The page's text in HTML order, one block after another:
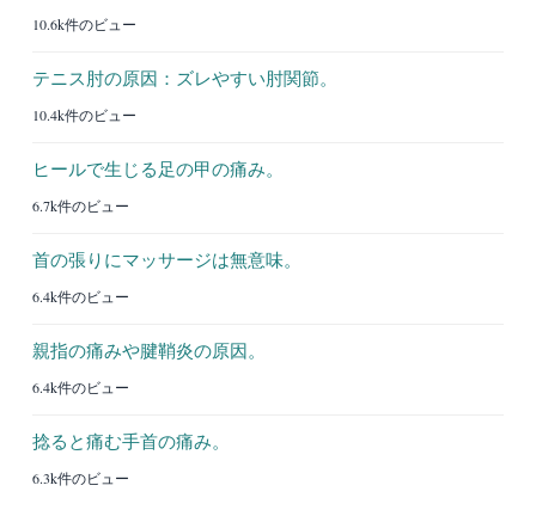
10.6k件のビュー
テニス肘の原因：ズレやすい肘関節。
10.4k件のビュー
ヒールで生じる足の甲の痛み。
6.7k件のビュー
首の張りにマッサージは無意味。
6.4k件のビュー
親指の痛みや腱鞘炎の原因。
6.4k件のビュー
捻ると痛む手首の痛み。
6.3k件のビュー